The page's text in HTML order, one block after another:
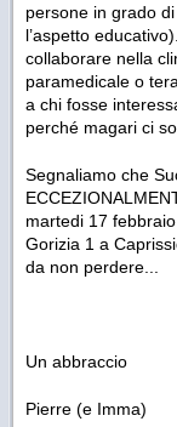
persone in grado
l’aspetto
collaborare nella
paramedicale o
a chi fosse
perché magari ci
Segnaliamo che
martedi 17
Gorizia 1 a
da non perdere...
Un abbraccio
Pierre (e Imma)